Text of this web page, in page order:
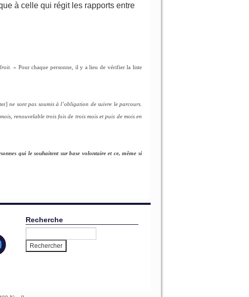
à celle qui régit les rapports entre
» Pour chaque personne, il y a lieu de vérifier la liste
ne sont pas soumis à l’obligation de suivre le parcours.
renouvelable trois fois de trois mois et puis de mois en
qui le souhaitent sur base volontaire et ce, même si
Recherche